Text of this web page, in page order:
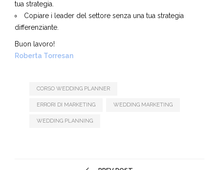
copywriter però non è detto che sia anche un buon
marketer, assicurati che comprenda anche il contenuto e la
tua strategia.
Copiare i leader del settore senza una tua strategia
differenziante.